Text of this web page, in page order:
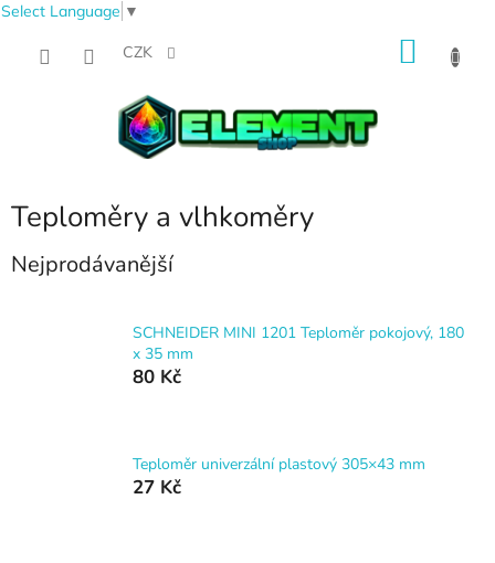
Select Language ▼
CZK
Teploměry a vlhkoměry
Nejprodávanější
SCHNEIDER MINI 1201 Teploměr pokojový, 180
x 35 mm
80 Kč
Teploměr univerzální plastový 305×43 mm
27 Kč